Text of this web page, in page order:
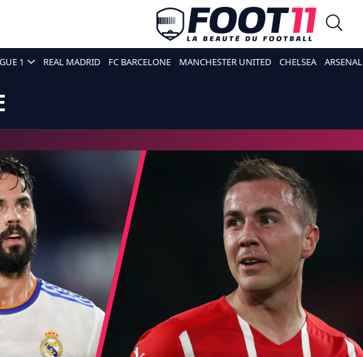
1 REAL MADRID FC BARCELONE MANCHESTER UNITED CHELSEA ARSENAL